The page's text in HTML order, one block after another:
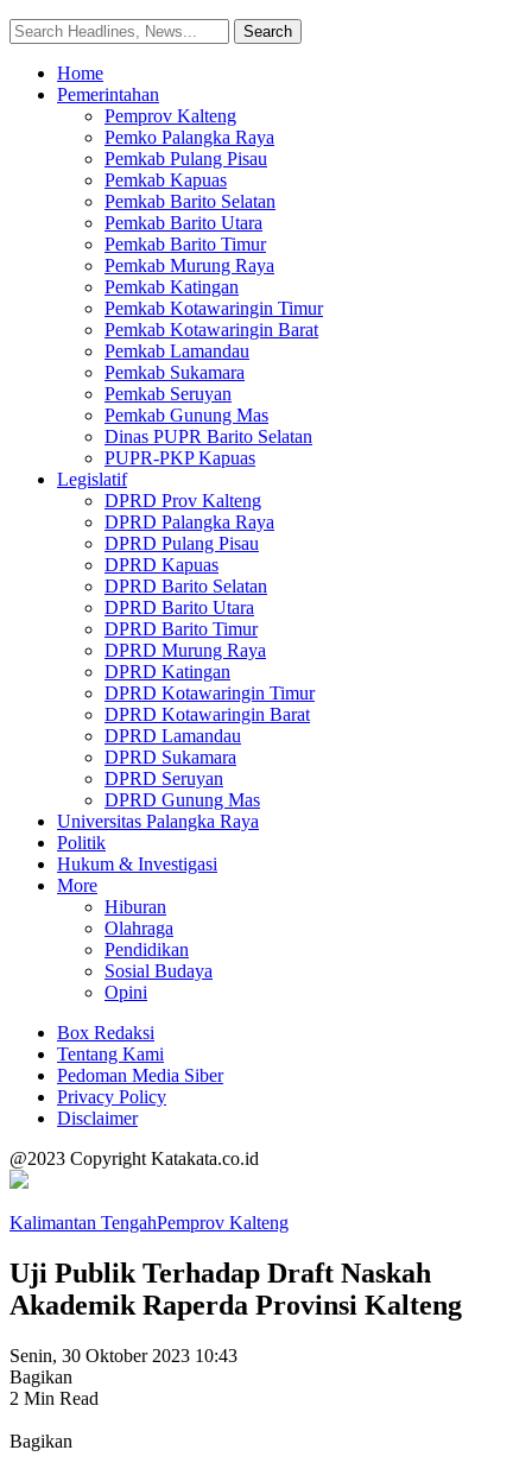
Home
Pemerintahan
Pemprov Kalteng
Pemko Palangka Raya
Pemkab Pulang Pisau
Pemkab Kapuas
Pemkab Barito Selatan
Pemkab Barito Utara
Pemkab Barito Timur
Pemkab Murung Raya
Pemkab Katingan
Pemkab Kotawaringin Timur
Pemkab Kotawaringin Barat
Pemkab Lamandau
Pemkab Sukamara
Pemkab Seruyan
Pemkab Gunung Mas
Dinas PUPR Barito Selatan
PUPR-PKP Kapuas
Legislatif
DPRD Prov Kalteng
DPRD Palangka Raya
DPRD Pulang Pisau
DPRD Kapuas
DPRD Barito Selatan
DPRD Barito Utara
DPRD Barito Timur
DPRD Murung Raya
DPRD Katingan
DPRD Kotawaringin Timur
DPRD Kotawaringin Barat
DPRD Lamandau
DPRD Sukamara
DPRD Seruyan
DPRD Gunung Mas
Universitas Palangka Raya
Politik
Hukum & Investigasi
More
Hiburan
Olahraga
Pendidikan
Sosial Budaya
Opini
Box Redaksi
Tentang Kami
Pedoman Media Siber
Privacy Policy
Disclaimer
@2023 Copyright Katakata.co.id
Kalimantan TengahPemprov Kalteng
Uji Publik Terhadap Draft Naskah
Akademik Raperda Provinsi Kalteng
Senin, 30 Oktober 2023 10:43
Bagikan
2 Min Read
Bagikan